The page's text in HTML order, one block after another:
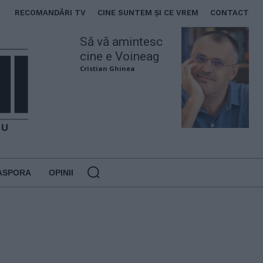
RECOMANDĂRI TV CINE SUNTEM ȘI CE VREM CONTACT
Să vă amintesc
cine e Voineag
Cristian Ghinea
OPINII